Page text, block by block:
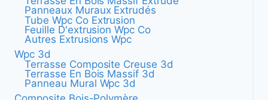
Panneaux Muraux Extrudés
Tube Wpc Co Extrusion
Feuille D'extrusion Wpc Co
Autres Extrusions Wpc
Wpc 3d
Terrasse Composite Creuse 3d
Terrasse En Bois Massif 3d
Panneau Mural Wpc 3d